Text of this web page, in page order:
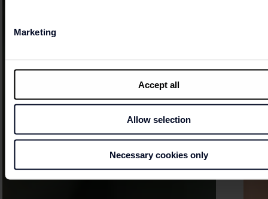
Marketing
Accept all
Allow selection
Necessary cookies only